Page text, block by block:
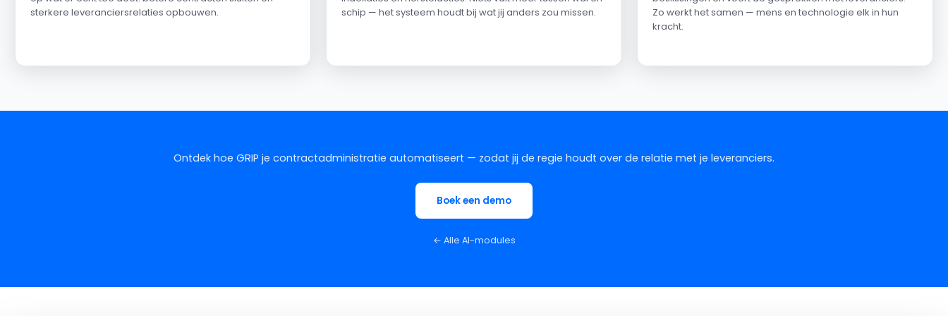
sterkere leveranciersrelaties opbouwen.
schip — het systeem houdt bij wat jij anders zou missen.
Zo werkt het samen — mens en technologie elk in hun
kracht.
Ontdek hoe GRIP je contractadministratie automatiseert — zodat jij de regie houdt over de relatie met je leveranciers.
Boek een demo
← Alle AI-modules